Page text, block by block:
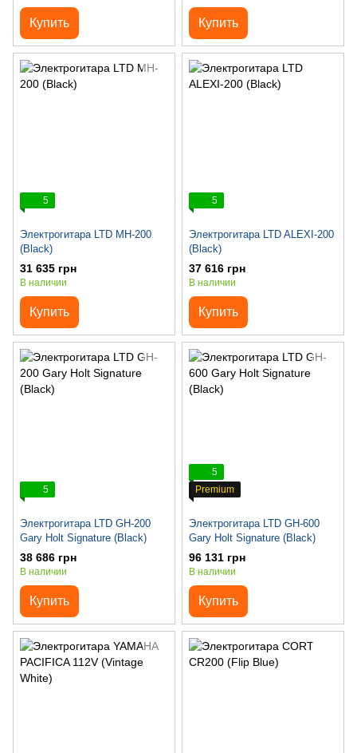
Купить Купить
5
Электрогитара LTD MH-200
(Black)
31 635 грн
В наличии
Купить
5
Электрогитара LTD ALEXI-200
(Black)
37 616 грн
В наличии
Купить
5
Электрогитара LTD GH-200
Gary Holt Signature (Black)
38 686 грн
В наличии
Купить
5
Premium
Электрогитара LTD GH-600
Gary Holt Signature (Black)
96 131 грн
В наличии
Купить